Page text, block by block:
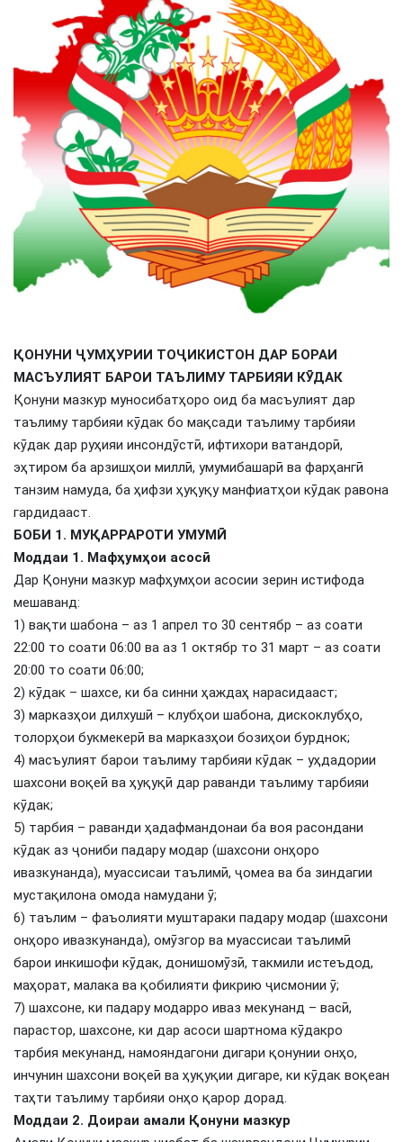
ҚОНУНИ ҶУМҲУРИИ ТОҶИКИСТОН ДАР БОРАИ
МАСЪУЛИЯТ БАРОИ ТАЪЛИМУ ТАРБИЯИ КӮДАК
Қонуни мазкур муносибатҳоро оид ба масъулият дар
таълиму тарбияи кӯдак бо мақсади таълиму тарбияи
кӯдак дар руҳияи инсондӯстӣ, ифтихори ватандорӣ,
эҳтиром ба арзишҳои миллӣ, умумибашарӣ ва фарҳангӣ
танзим намуда, ба ҳифзи ҳуқуқу манфиатҳои кӯдак равона
гардидааст.
БОБИ 1. МУҚАРРАРОТИ УМУМӢ
Моддаи 1. Мафҳумҳои асосӣ
Дар Қонуни мазкур мафҳумҳои асосии зерин истифода
мешаванд:
1) вақти шабона – аз 1 апрел то 30 сентябр – аз соати
22:00 то соати 06:00 ва аз 1 октябр то 31 март – аз соати
20:00 то соати 06:00;
2) кӯдак – шахсе, ки ба синни ҳаждаҳ нарасидааст;
3) марказҳои дилхушӣ – клубҳои шабона, дискоклубҳо,
толорҳои букмекерӣ ва марказҳои бозиҳои бурднок;
4) масъулият барои таълиму тарбияи кӯдак – уҳдадории
шахсони воқеӣ ва ҳуқуқӣ дар раванди таълиму тарбияи
кӯдак;
5) тарбия – раванди ҳадафмандонаи ба воя расондани
кӯдак аз ҷониби падару модар (шахсони онҳоро
ивазкунанда), муассисаи таълимӣ, ҷомеа ва ба зиндагии
мустақилона омода намудани ӯ;
6) таълим – фаъолияти муштараки падару модар (шахсони
онҳоро ивазкунанда), омӯзгор ва муассисаи таълимӣ
барои инкишофи кӯдак, донишомӯзӣ, такмили истеъдод,
маҳорат, малака ва қобилияти фикрию ҷисмонии ӯ;
7) шахсоне, ки падару модарро иваз мекунанд – васӣ,
парастор, шахсоне, ки дар асоси шартнома кӯдакро
тарбия мекунанд, намояндагони дигари қонунии онҳо,
инчунин шахсони воқеӣ ва ҳуқуқии дигаре, ки кӯдак воқеан
таҳти таълиму тарбияи онҳо қарор дорад.
Моддаи 2. Доираи амали Қонуни мазкур